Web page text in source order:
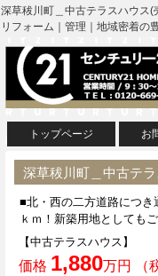
深草秡川町＿中古テラスハウス(
リフォーム｜管理｜地域密着の
トップページ お
深草秡川町＿中古テ
■北・西の二方道路につ
ｋｍ！新築用地としても
【中古テラスハウス】
価格 1,880万円 （